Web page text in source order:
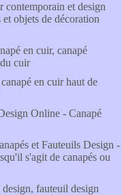
contemporain et design
objets de décoration
en cuir, canapé
cuir
en cuir haut de
Online - Canapé
et Fauteuils Design -
s'agit de canapés ou
design, fauteuil design